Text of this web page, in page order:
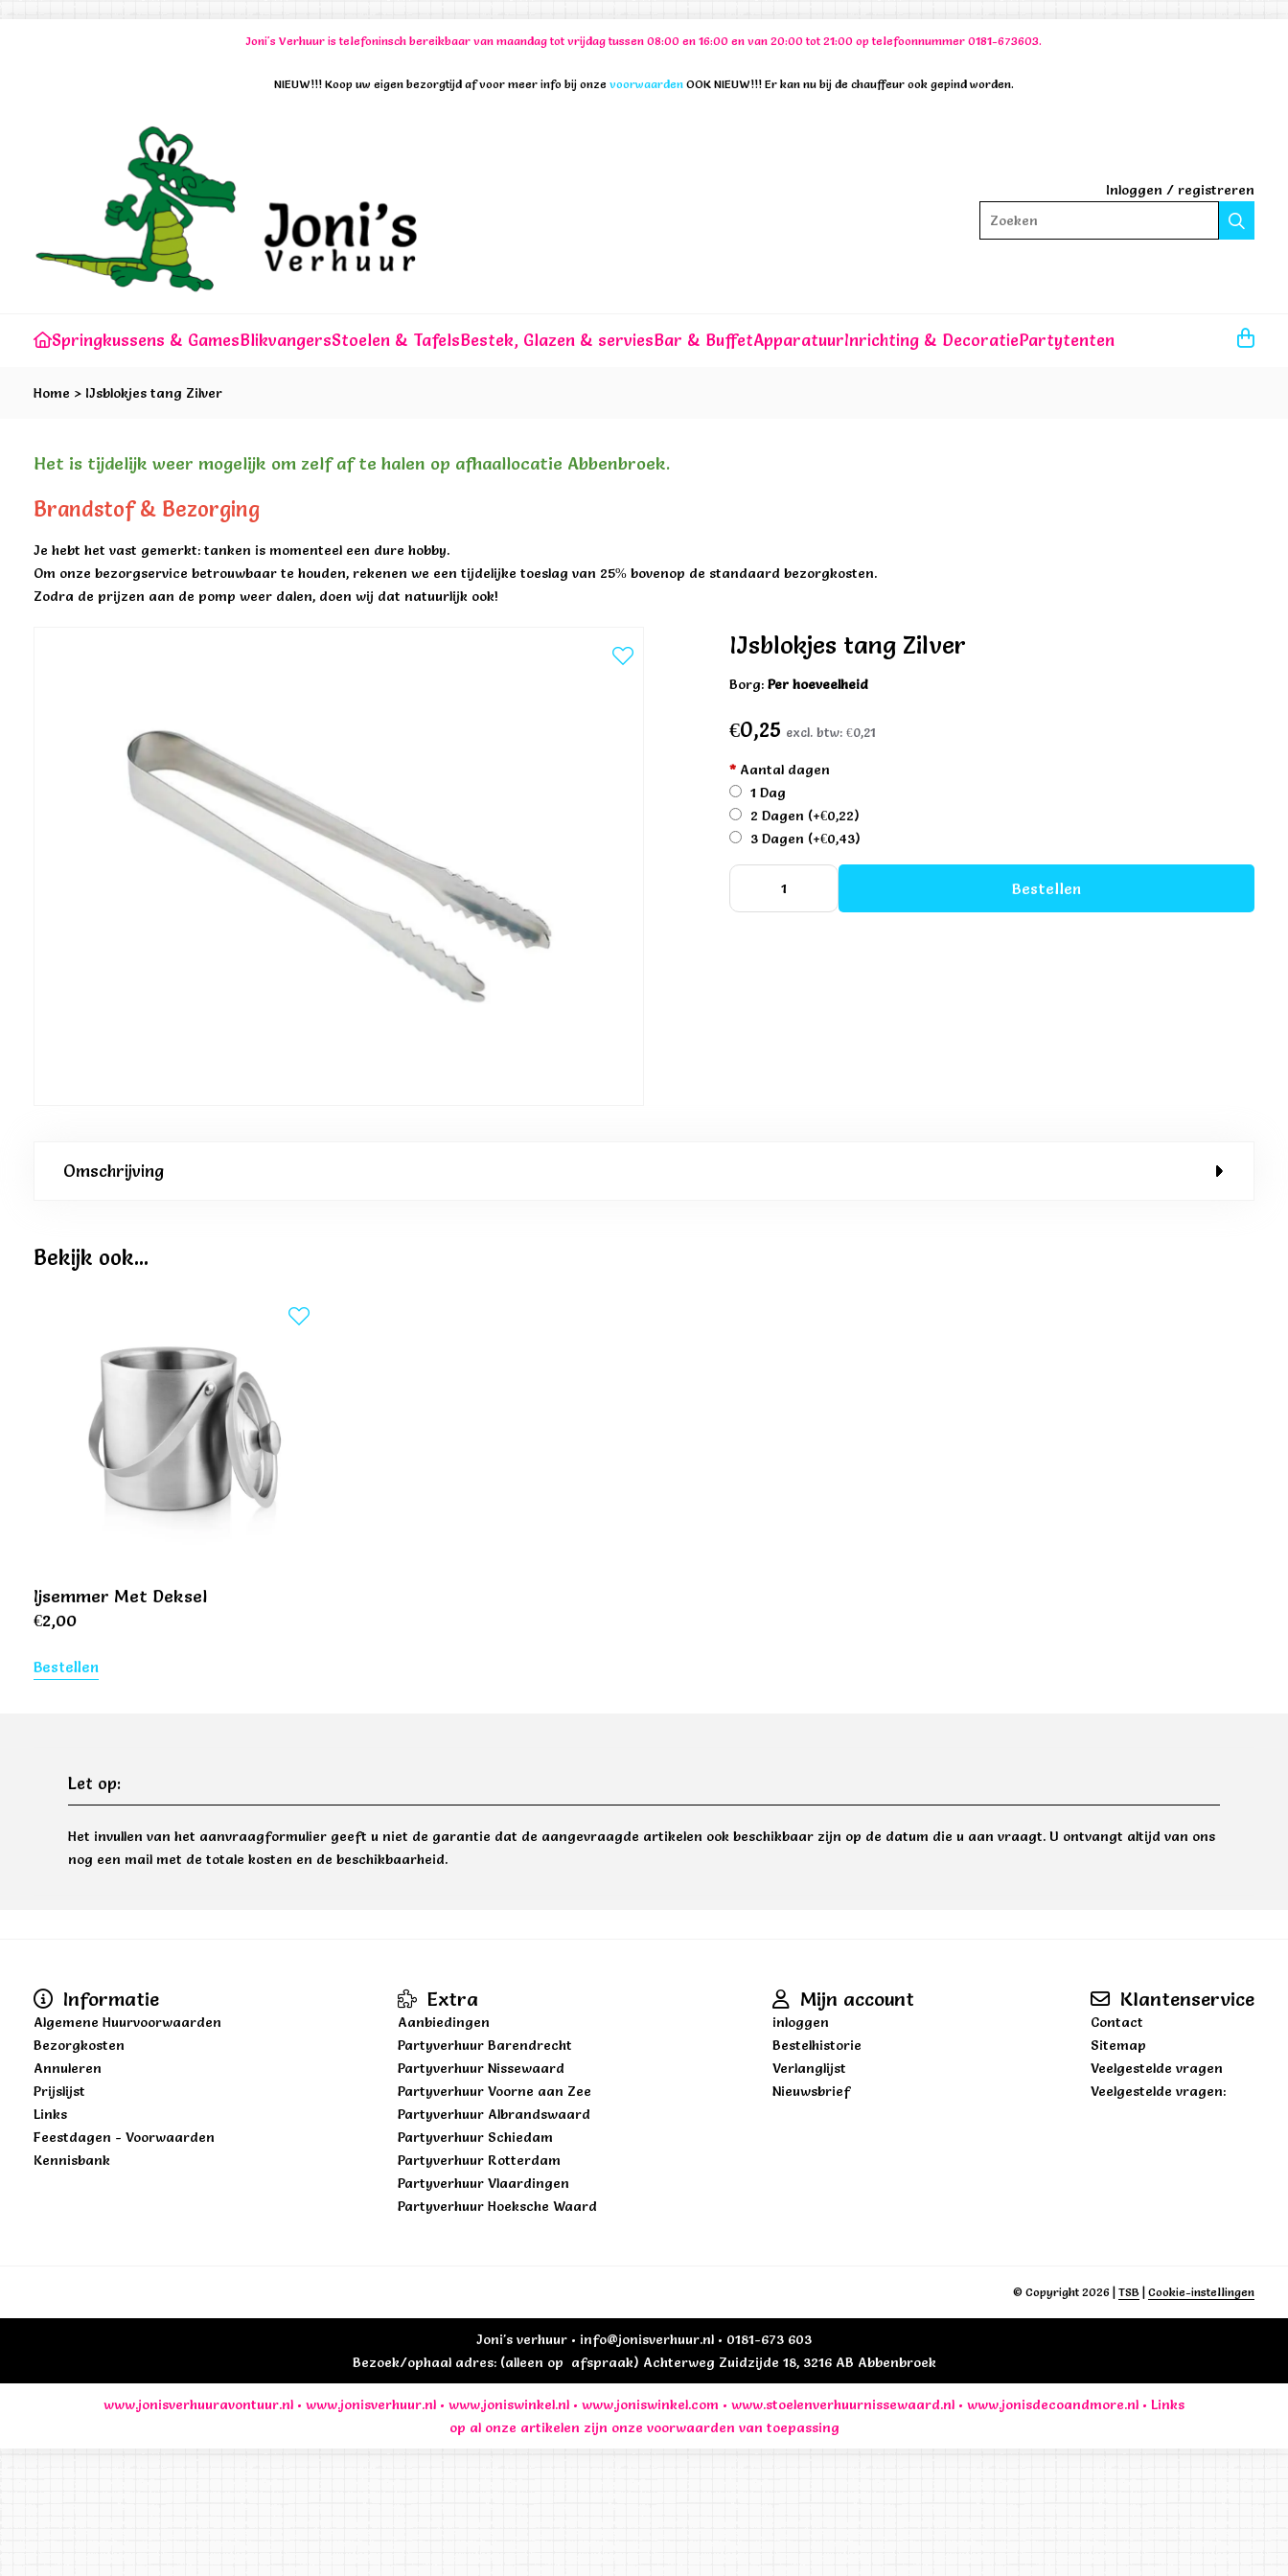
Joni's Verhuur is telefoninsch bereikbaar van maandag tot vrijdag tussen 08:00 en 16:00 en van 20:00 tot 21:00 op telefoonnummer 0181-673603.
NIEUW!!! Koop uw eigen bezorgtijd af voor meer info bij onze voorwaarden OOK NIEUW!!! Er kan nu bij de chauffeur ook gepind worden.
Inloggen / registreren
Zoeken
Springkussens & GamesBlikvangersStoelen & TafelsBestek, Glazen & serviesBar & BuffetApparatuurInrichting & DecoratiePartytenten
Home > IJsblokjes tang Zilver
Het is tijdelijk weer mogelijk om zelf af te halen op afhaallocatie Abbenbroek.
Brandstof & Bezorging
Je hebt het vast gemerkt: tanken is momenteel een dure hobby.
Om onze bezorgservice betrouwbaar te houden, rekenen we een tijdelijke toeslag van 25% bovenop de standaard bezorgkosten.
Zodra de prijzen aan de pomp weer dalen, doen wij dat natuurlijk ook!
IJsblokjes tang Zilver
Borg:Per hoeveelheid
€0,25 excl. btw:€0,21
* Aantal dagen
1 Dag
2 Dagen (+€0,22)
3 Dagen (+€0,43)
Bestellen
Omschrijving
Bekijk ook...
Ijsemmer Met Deksel
€2,00
Bestellen
Let op:
Het invullen van het aanvraagformulier geeft u niet de garantie dat de aangevraagde artikelen ook beschikbaar zijn op de datum die u aan vraagt. U ontvangt altijd van ons
nog een mail met de totale kosten en de beschikbaarheid.
Informatie
Algemene Huurvoorwaarden
Bezorgkosten
Annuleren
Prijslijst
Links
Feestdagen - Voorwaarden
Kennisbank
Extra
Aanbiedingen
Partyverhuur Barendrecht
Partyverhuur Nissewaard
Partyverhuur Voorne aan Zee
Partyverhuur Albrandswaard
Partyverhuur Schiedam
Partyverhuur Rotterdam
Partyverhuur Vlaardingen
Partyverhuur Hoeksche Waard
Mijn account
inloggen
Bestelhistorie
Verlanglijst
Nieuwsbrief
Klantenservice
Contact
Sitemap
Veelgestelde vragen
Veelgestelde vragen:
© Copyright 2026 TSB Cookie-instellingen
Joni's verhuur • info@jonisverhuur.nl • 0181-673 603
Bezoek/ophaal adres: (alleen op afspraak) Achterweg Zuidzijde 18, 3216 AB Abbenbroek
www.jonisverhuuravontuur.nl • www.jonisverhuur.nl • www.joniswinkel.nl • www.joniswinkel.com • www.stoelenverhuurnissewaard.nl • www.jonisdecoandmore.nl • Links
op al onze artikelen zijn onze voorwaarden van toepassing